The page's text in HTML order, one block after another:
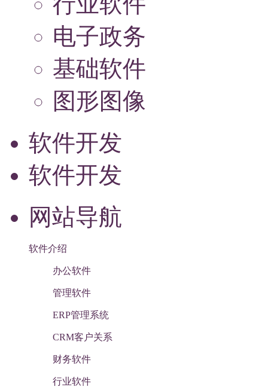
电子政务
基础软件
图形图像
软件开发
软件开发
网站导航
软件介绍
办公软件
管理软件
ERP管理系统
CRM客户关系
财务软件
行业软件